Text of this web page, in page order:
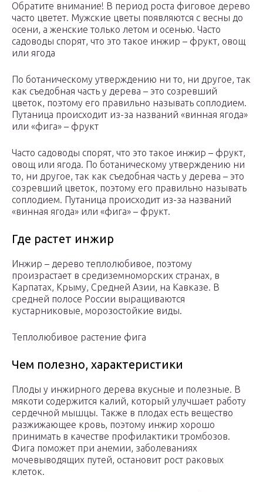
Обратите внимание! В период роста фиговое дерево
часто цветет. Мужские цветы появляются с весны до
осени, а женские только летом и осенью. Часто
садоводы спорят, что это такое инжир – фрукт, овощ
или ягода
По ботаническому утверждению ни то, ни другое, так
как съедобная часть у дерева – это созревший
цветок, поэтому его правильно называть соплодием.
Путаница происходит из-за названий «винная ягода»
или «фига» – фрукт
Часто садоводы спорят, что это такое инжир – фрукт,
овощ или ягода. По ботаническому утверждению ни
то, ни другое, так как съедобная часть у дерева – это
созревший цветок, поэтому его правильно называть
соплодием. Путаница происходит из-за названий
«винная ягода» или «фига» – фрукт.
Где растет инжир
Инжир – дерево теплолюбивое, поэтому
произрастает в средиземноморских странах, в
Карпатах, Крыму, Средней Азии, на Кавказе. В
средней полосе России выращиваются
кустарниковые, морозостойкие виды.
Теплолюбивое растение фига
Чем полезно, характеристики
Плоды у инжирного дерева вкусные и полезные. В
мякоти содержится калий, который улучшает работу
сердечной мышцы. Также в плодах есть вещество
разжижающее кровь, поэтому инжир хорошо
принимать в качестве профилактики тромбозов.
Фига поможет при анемии, заболеваниях
мочевыводящих путей, остановит рост раковых
клеток.